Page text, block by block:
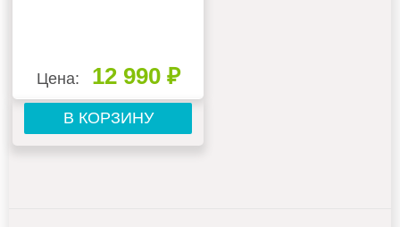
Цена: 12 990 ₽
В КОРЗИНУ